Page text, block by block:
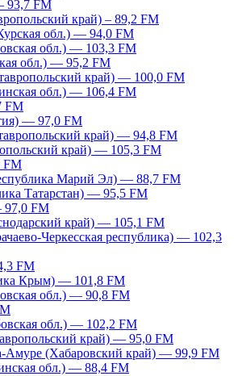
93,7 FM
край) – 89,2 FM
обл.) — 94,0 FM
обл.) — 103,3 FM
обл.) — 95,2 FM
край) — 100,0 FM
обл.) — 106,4 FM
FM
— 97,0 FM
край) — 94,8 FM
край) — 105,3 FM
FM
Марий Эл) — 88,7 FM
Татарстан) — 95,5 FM
FM
край) — 105,1 FM
Черкесская республика) — 102,3
FM
Крым) — 101,8 FM
обл.) — 90,8 FM
обл.) — 102,2 FM
край) — 95,0 FM
Амуре (Хабаровский край) — 99,9 FM
обл.) — 88,4 FM